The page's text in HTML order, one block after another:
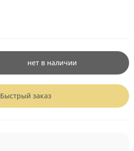
нет в наличии
Быстрый заказ